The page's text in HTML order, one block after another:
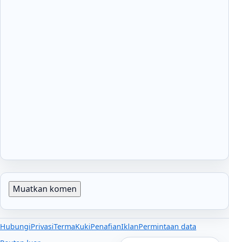
Muatkan komen
HubungiPrivasiTermaKukiPenafianIklanPermintaan data